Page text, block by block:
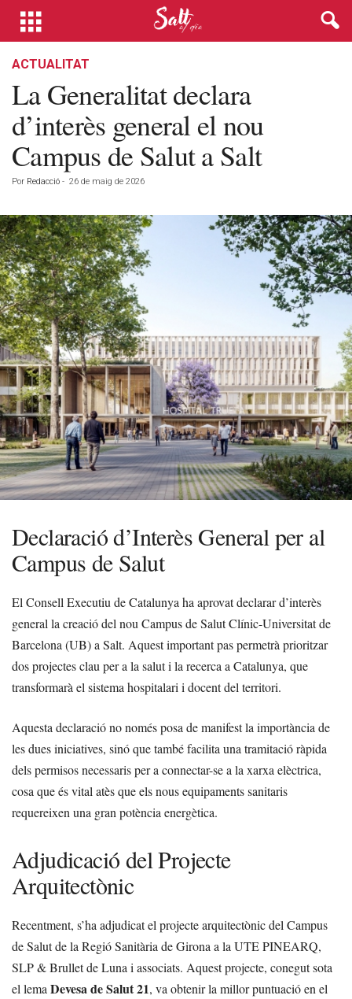
ACTUALITAT
La Generalitat declara
d’interès general el nou
Campus de Salut a Salt
Por Redacció - 26 de maig de 2026
Declaració d’Interès General per al
Campus de Salut
El Consell Executiu de Catalunya ha aprovat declarar d’interès
general la creació del nou Campus de Salut Clínic-Universitat de
Barcelona (UB) a Salt. Aquest important pas permetrà prioritzar
dos projectes clau per a la salut i la recerca a Catalunya, que
transformarà el sistema hospitalari i docent del territori.
Aquesta declaració no només posa de manifest la importància de
les dues iniciatives, sinó que també facilita una tramitació ràpida
dels permisos necessaris per a connectar-se a la xarxa elèctrica,
cosa que és vital atès que els nous equipaments sanitaris
requereixen una gran potència energètica.
Adjudicació del Projecte
Arquitectònic
Recentment, s’ha adjudicat el projecte arquitectònic del Campus
de Salut de la Regió Sanitària de Girona a la UTE PINEARQ,
SLP & Brullet de Luna i associats. Aquest projecte, conegut sota
el lema Devesa de Salut 21, va obtenir la millor puntuació en el